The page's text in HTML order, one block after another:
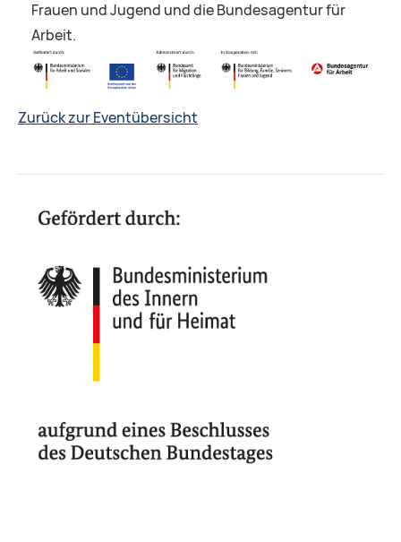
Frauen und Jugend und die Bundesagentur für
Arbeit.
Zurück zur Eventübersicht